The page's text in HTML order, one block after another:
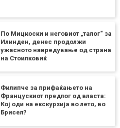
По Мицкоски и неговиот „талог“ за
Илинден, денес продолжи
ужасното навредување од страна
на Стоилковиќ
Филипче за прифаќањето на
Францускиот предлог од власта:
Кој оди на екскурзија во лето, во
Брисел?